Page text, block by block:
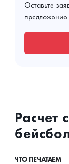
Оставьте
предложение
Расчет
ЧТО ПЕЧАТАЕМ